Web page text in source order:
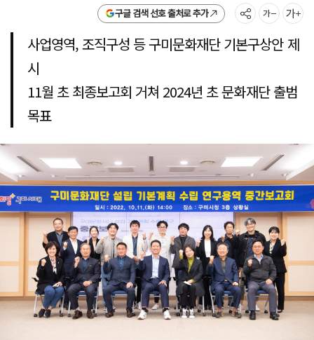
구글 검색 선호 출처로 추가
사업영역, 조직구성 등 구미문화재단 기본구상안 제
시
11월 초 최종보고회 거쳐 2024년 초 문화재단 출범
목표